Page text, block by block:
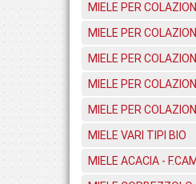
MIELE PER
MIELE PER
MIELE PER
MIELE PER
MIELE PER
MIELE VARI TIPI BIO
MIELE ACACIA -